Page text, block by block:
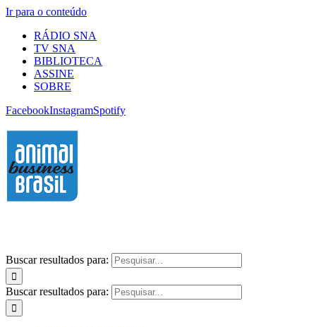
Ir para o conteúdo
RÁDIO SNA
TV SNA
BIBLIOTECA
ASSINE
SOBRE
FacebookInstagramSpotify
Buscar resultados para:
Buscar resultados para: